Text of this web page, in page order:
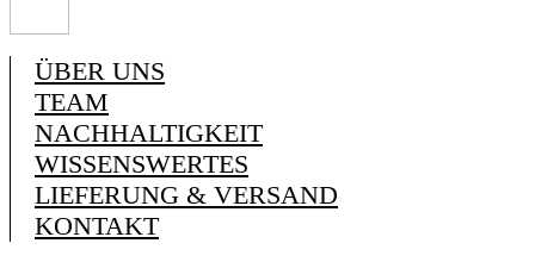
ÜBER UNS
TEAM
NACHHALTIGKEIT
WISSENSWERTES
LIEFERUNG & VERSAND
KONTAKT